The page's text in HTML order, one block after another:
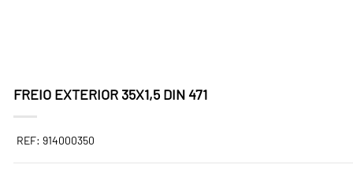
FREIO EXTERIOR 35X1,5 DIN 471
REF: 914000350